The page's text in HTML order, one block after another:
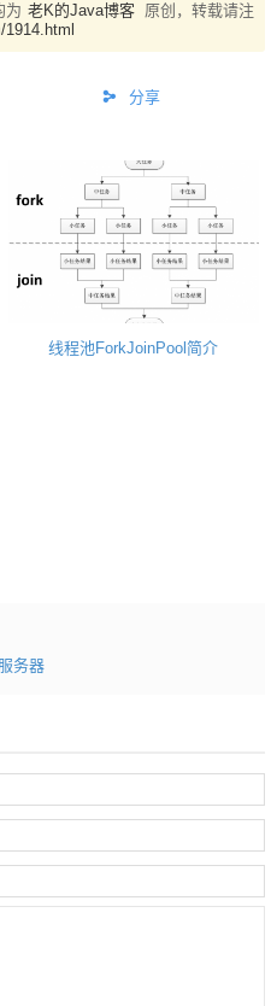
为 老K的Java博客 原创，转载请注
分享
线程池ForkJoinPool简介
务器